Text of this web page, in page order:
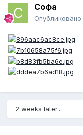
Софа
Опубликовано
2 weeks later...